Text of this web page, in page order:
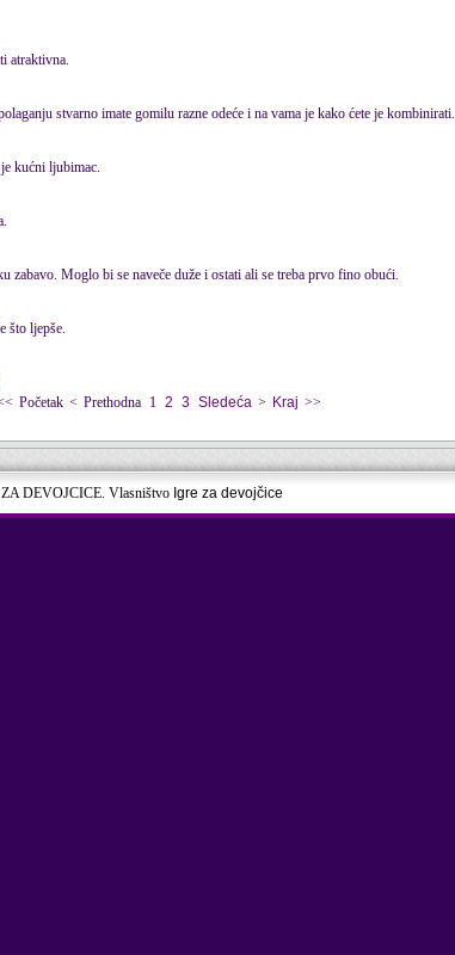
atraktivna.
stvarno imate gomilu razne odeće i na vama je kako ćete je kombinirati.
kućni ljubimac.
zabavo. Moglo bi se naveče duže i ostati ali se treba prvo fino obući.
što ljepše.
Početak < Prethodna 1 2 3 Sledeća > Kraj >>
DEVOJCICE. Vlasništvo Igre za devojčice